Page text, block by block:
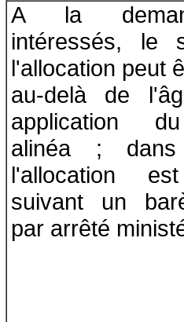
A la
intéressés, le
l'allocation peut
au-delà de
application
alinéa ;
l'allocation
suivant un
par arrêté